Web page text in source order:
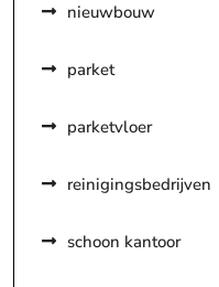
nieuwbouw
parket
parketvloer
reinigingsbedrijven
schoon kantoor